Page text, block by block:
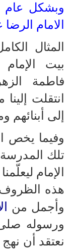
وبشكل عام
الامام
المثال
بيت
فاطمة
انتقلت
إلى
وفيما يخص
تلك
الإمام
هذه
وأجمل من
ورسوله صلى
نعتقد أن